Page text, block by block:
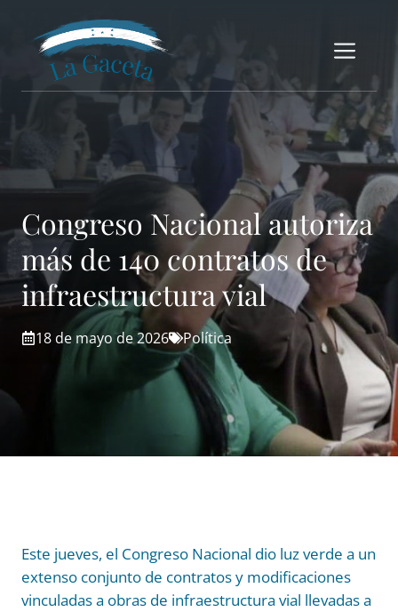
contenido
Congreso Nacional autoriza
más de 140 contratos de
infraestructura vial
18 de mayo de 2026 Política
Este jueves, el Congreso Nacional dio luz verde a un
extenso conjunto de contratos y modificaciones
vinculadas a obras de infraestructura vial llevadas a